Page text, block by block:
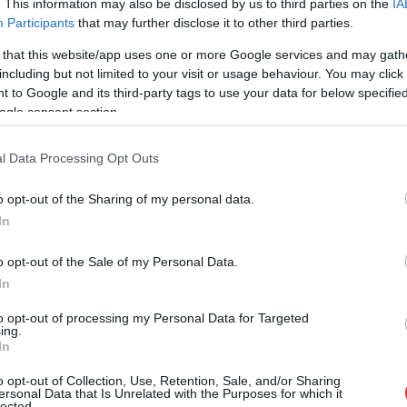
This information may also be disclosed by us to third parties on the
Participants that may further disclose it to other third parties.
that this website/app uses one or more Google services and may
but not limited to your visit or usage behaviour. You may
to Google and its third-party tags to use your data for below
consent section.
Data Processing Opt Outs
opt-out of the Sharing of my personal data.
opt-out of the Sale of my Personal Data.
opt-out of processing my Personal Data for Targeted
opt-out of Collection, Use, Retention, Sale, and/or Sharing
Data that Is Unrelated with the Purposes for which it
simboliku pielīdzināt Krievijas simboliem.
protestētājiem ir uzbrukums ikvienam,
un Vāciju no Krievijas agresijas,” savu
ministrs.
visa dzīve bija
Bauskas
nošauto suņu
naudas nav – tūrisma
operatora “Digitours”